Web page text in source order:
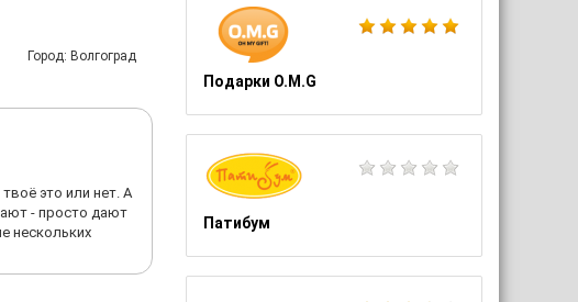
Подарки O.M.G
Патибум
Город: Волгоград
это или нет. А
- просто дают
нескольких